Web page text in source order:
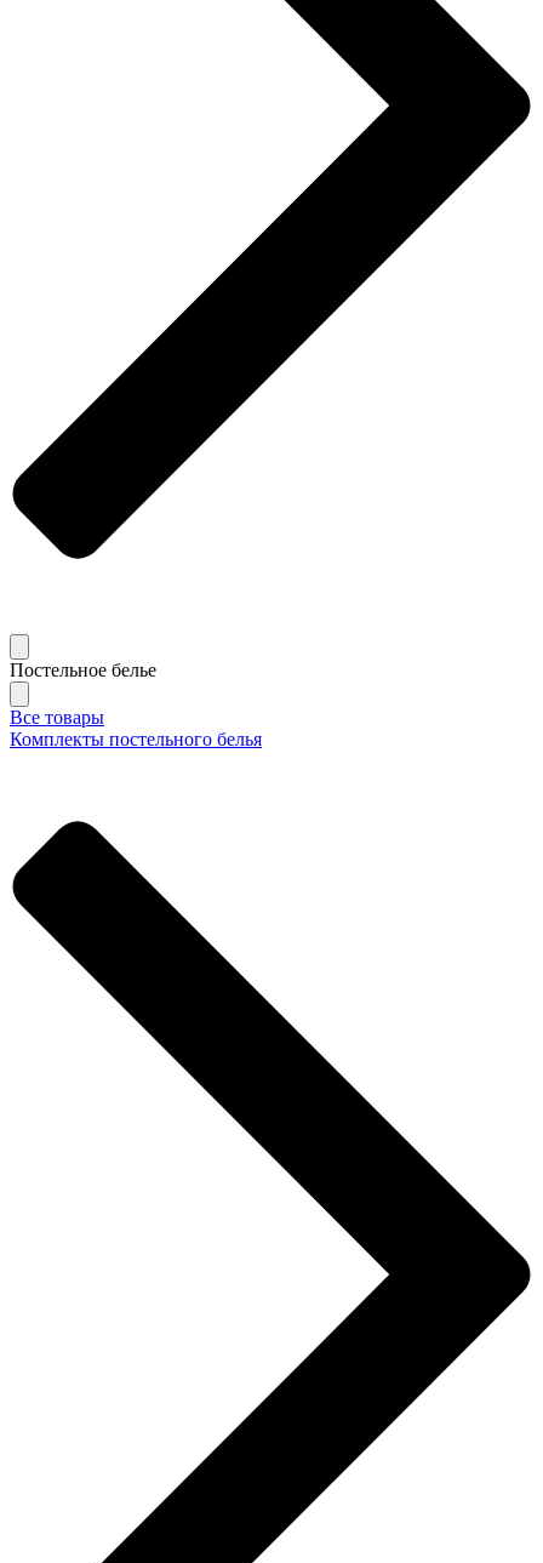
Постельное белье
Все товары
Комплекты постельного белья